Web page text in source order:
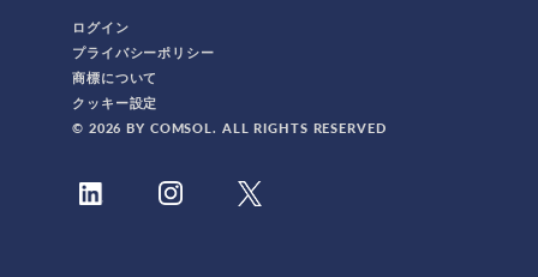
ログイン
プライバシーポリシー
商標について
クッキー設定
© 2026 BY COMSOL. ALL RIGHTS RESERVED